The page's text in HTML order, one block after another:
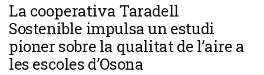
​La cooperativa Taradell
Sostenible impulsa un estudi
pioner sobre la qualitat de l’aire a
les escoles d’Osona